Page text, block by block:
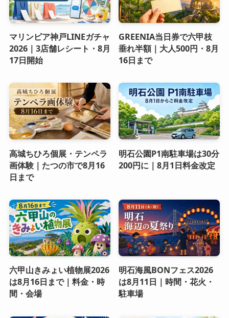
マリンピア神戸LINEガチャ
2026｜3店舗レシート・8月
17日開始
GREENIA当日券で六甲枝
垂れ半額｜大人500円・8月
16日まで
高城ちひろ個展・テンペラ
画体験｜たつの市で8月16
日まで
明石公園P1南駐車場は30分
200円に｜8月1日料金改定
六甲山きみょい植物展2026
は8月16日まで｜料金・時
間・会場
明石海風BONフェス2026
は8月11日｜時間・花火・
駐車場